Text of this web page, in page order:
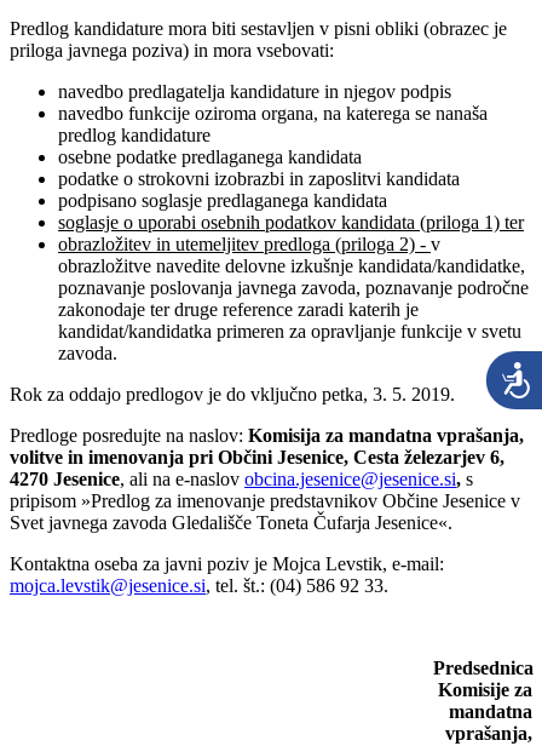
Predlog kandidature mora biti sestavljen v pisni obliki (obrazec je
priloga javnega poziva) in mora vsebovati:
navedbo predlagatelja kandidature in njegov podpis
navedbo funkcije oziroma organa, na katerega se nanaša
predlog kandidature
osebne podatke predlaganega kandidata
podatke o strokovni izobrazbi in zaposlitvi kandidata
podpisano soglasje predlaganega kandidata
soglasje o uporabi osebnih podatkov kandidata (priloga 1) ter
obrazložitev in utemeljitev predloga (priloga 2) - v
obrazložitve navedite delovne izkušnje kandidata/kandidatke,
poznavanje poslovanja javnega zavoda, poznavanje področne
zakonodaje ter druge reference zaradi katerih je
kandidat/kandidatka primeren za opravljanje funkcije v svetu
zavoda.
Rok za oddajo predlogov je do vključno petka, 3. 5. 2019.
Predloge posredujte na naslov: Komisija za mandatna vprašanja,
volitve in imenovanja pri Občini Jesenice, Cesta železarjev 6,
4270 Jesenice, ali na e-naslov obcina.jesenice@jesenice.si, s
pripisom »Predlog za imenovanje predstavnikov Občine Jesenice v
Svet javnega zavoda Gledališče Toneta Čufarja Jesenice«.
Kontaktna oseba za javni poziv je Mojca Levstik, e-mail:
mojca.levstik@jesenice.si, tel. št.: (04) 586 92 33.
Predsednica
Komisije za
mandatna
vprašanja,